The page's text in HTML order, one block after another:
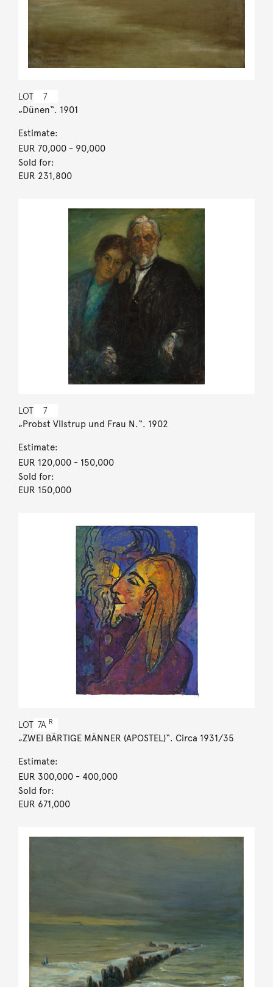
LOT 7
„Dünen“. 1901
Estimate:
EUR 70,000- 90,000
Sold for:
EUR 231,800
LOT 7
„Probst Vilstrup und Frau N.“. 1902
Estimate:
EUR 120,000- 150,000
Sold for:
EUR 150,000
LOT 7A R
„ZWEI BÄRTIGE MÄNNER (APOSTEL)“. Circa 1931/35
Estimate:
EUR 300,000- 400,000
Sold for:
EUR 671,000